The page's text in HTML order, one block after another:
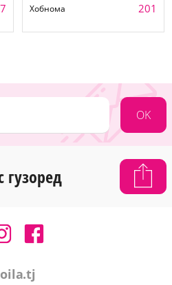
Хобнома 201
OK
гузоред
oila.tj